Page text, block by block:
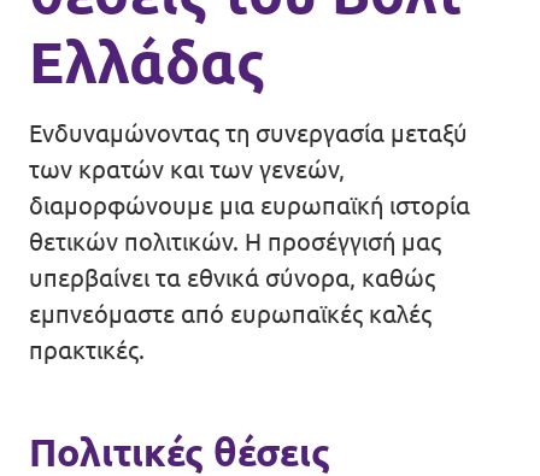
Ελλάδας
Ενδυναμώνοντας τη συνεργασία μεταξύ
των κρατών και των γενεών,
διαμορφώνουμε μια ευρωπαϊκή ιστορία
θετικών πολιτικών. Η προσέγγισή μας
υπερβαίνει τα εθνικά σύνορα, καθώς
εμπνεόμαστε από ευρωπαϊκές καλές
πρακτικές.
Πολιτικές θέσεις